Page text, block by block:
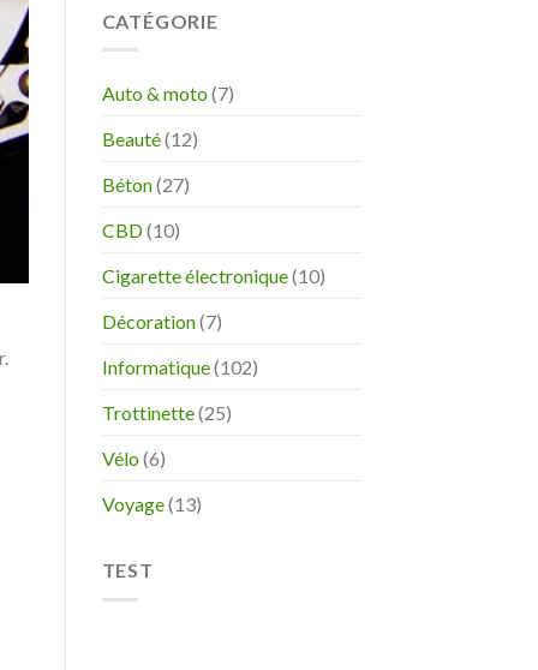
CATÉGORIE
Auto & moto(7)
Beauté(12)
Béton(27)
CBD(10)
Cigarette électronique(10)
Décoration(7)
Informatique(102)
Trottinette(25)
Vélo(6)
Voyage(13)
TEST